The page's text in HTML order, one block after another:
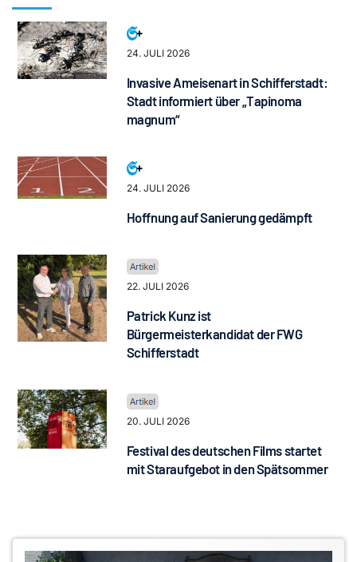
24. JULI 2026
Invasive Ameisenart in Schifferstadt:
Stadt informiert über „Tapinoma
magnum“
24. JULI 2026
Hoffnung auf Sanierung gedämpft
22. JULI 2026
Patrick Kunz ist
Bürgermeisterkandidat der FWG
Schifferstadt
20. JULI 2026
Festival des deutschen Films startet
mit Staraufgebot in den Spätsommer